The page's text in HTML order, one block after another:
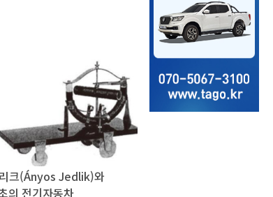
크(Ányos Jedlik)와
의 전기자동차